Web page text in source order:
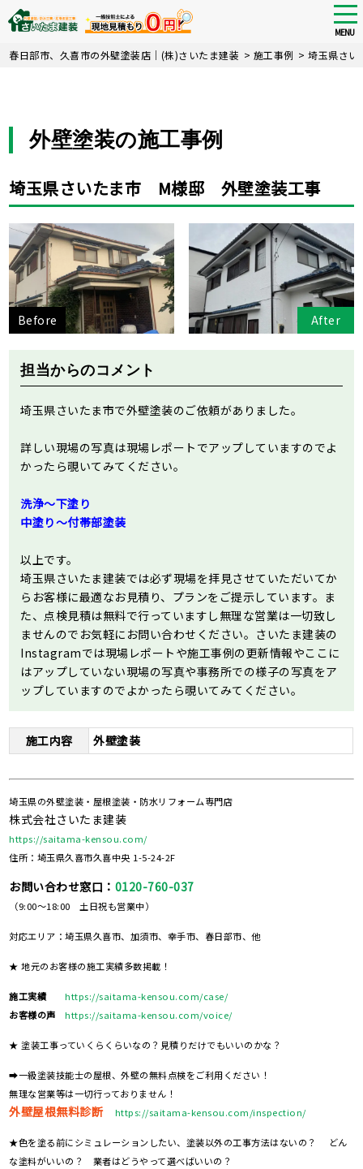
Skip
MENU
春日部市、久喜市の外壁塗装店｜(株)さいたま建装 > 施工事例 >埼玉県さ
外壁塗装の施工事例
埼玉県さいたま市 M様邸 外壁塗装工事
Before After
担当からのコメント
埼玉県さいたま市で外壁塗装のご依頼がありました。
詳しい現場の写真は現場レポートでアップしていますのでよ
かったら覗いてみてください。
洗浄～下塗り
中塗り～付帯部塗装
以上です。
埼玉県さいたま建装では必ず現場を拝見させていただいてか
らお客様に最適なお見積り、プランをご提示しています。ま
た、点検見積は無料で行っていますし無理な営業は一切致し
ませんのでお気軽にお問い合わせください。さいたま建装の
Instagramでは現場レポートや施工事例の更新情報やここに
はアップしていない現場の写真や事務所での様子の写真をア
ップしていますのでよかったら覗いてみてください。
施工内容 外壁塗装
埼玉県の外壁塗装・屋根塗装・防水リフォーム専門店
株式会社さいたま建装
https://saitama-kensou.com/
住所：埼玉県久喜市久喜中央 1-5-24-2F
お問い合わせ窓口： 0120-760-037
（9:00～18:00 土日祝も営業中）
対応エリア：埼玉県久喜市、加須市、幸手市、春日部市、他
★ 地元のお客様の施工実績多数掲載！
施工実績
https://saitama-kensou.com/case/
お客様の声
https://saitama-kensou.com/voice/
★ 塗装工事っていくらくらいなの？見積りだけでもいいのかな？
➡一級塗装技能士の屋根、外壁の無料点検をご利用ください！
無理な営業等は一切行っておりません！
外壁屋根無料診断 https://saitama-kensou.com/inspection/
★色を塗る前にシミュレーションしたい、塗装以外の工事方法はないの？ どん
な塗料がいいの？ 業者はどうやって選べばいいの？